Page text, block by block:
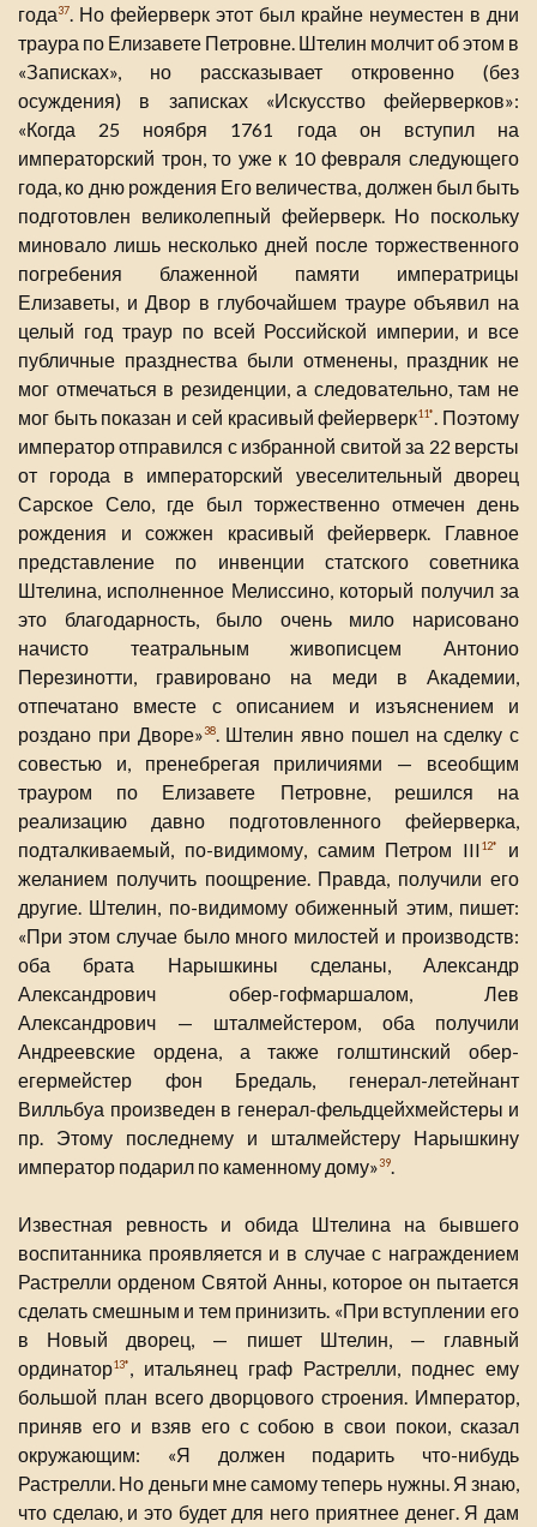
года37
. Но фейерверк этот был крайне неуместен в дни
траура по Елизавете Петровне. Штелин молчит об этом в
«Записках», но рассказывает откровенно (без
осуждения) в записках «Искусство фейерверков»:
«Когда 25 ноября 1761 года он вступил на
императорский трон, то уже к 10 февраля следующего
года, ко дню рождения Его величества, должен был быть
подготовлен великолепный фейерверк. Но поскольку
миновало лишь несколько дней после торжественного
погребения блаженной памяти императрицы
Елизаветы, и Двор в глубочайшем трауре объявил на
целый год траур по всей Российской империи, и все
публичные празднества были отменены, праздник не
мог отмечаться в резиденции, а следовательно, там не
мог быть показан и сей красивый фейерверк11*
. Поэтому
император отправился с избранной свитой за 22 версты
от города в императорский увеселительный дворец
Сарское Село, где был торжественно отмечен день
рождения и сожжен красивый фейерверк. Главное
представление по инвенции статского советника
Штелина, исполненное Мелиссино, который получил за
это благодарность, было очень мило нарисовано
начисто театральным живописцем Антонио
Перезинотти, гравировано на меди в Академии,
отпечатано вместе с описанием и изъяснением и
роздано при Дворе»38. Штелин явно пошел на сделку с
совестью и, пренебрегая приличиями — всеобщим
трауром по Елизавете Петровне, решился на
реализацию давно подготовленного фейерверка,
подталкиваемый, по-видимому, самим Петром III12*
и
желанием получить поощрение. Правда, получили его
другие. Штелин, по-видимому обиженный этим, пишет:
«При этом случае было много милостей и производств:
оба брата Нарышкины сделаны, Александр
Александрович обер-гофмаршалом, Лев
Александрович — шталмейстером, оба получили
Андреевские ордена, а также голштинский обер-
егермейстер фон Бредаль, генерал-летейнант
Вилльбуа произведен в генерал-фельдцейхмейстеры и
пр. Этому последнему и шталмейстеру Нарышкину
император подарил по каменному дому»39
Известная ревность и обида Штелина на бывшего
воспитанника проявляется и в случае с награждением
Растрелли орденом Святой Анны, которое он пытается
сделать смешным и тем принизить. «При вступлении его
в Новый дворец, — пишет Штелин, — главный
ординатор13*
, итальянец граф Растрелли, поднес ему
большой план всего дворцового строения. Император,
приняв его и взяв его с собою в свои покои, сказал
окружающим: «Я должен подарить что-нибудь
Растрелли. Но деньги мне самому теперь нужны. Я знаю,
что сделаю, и это будет для него приятнее денег. Я дам